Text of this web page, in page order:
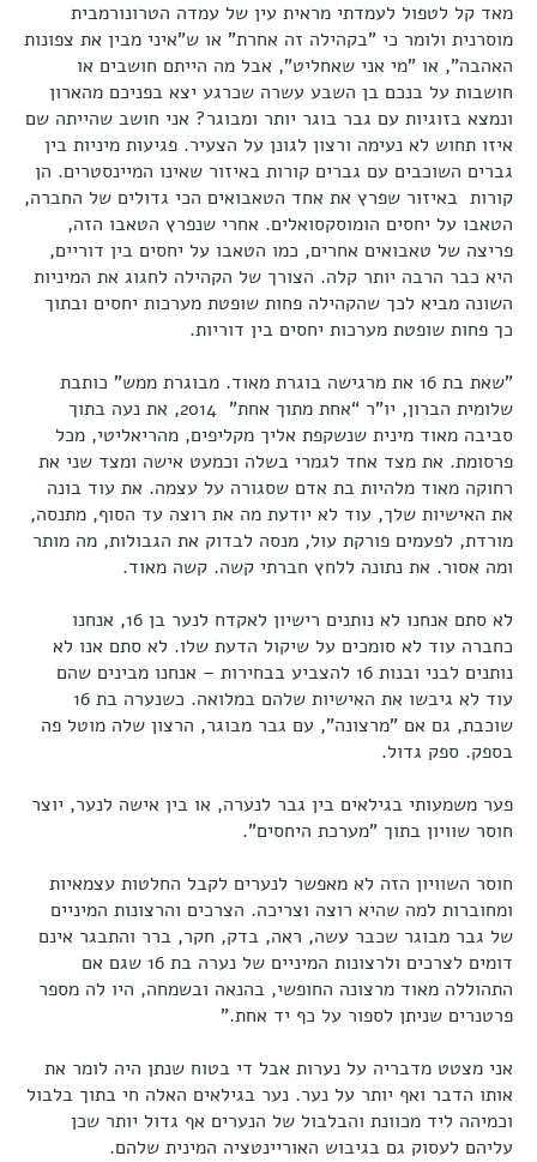
מאד קל לטפול לעמדתי מראית עין של עמדה הטרונורמבית
מוסרנית ולומר כי "בקהילה זה אחרת" או ש"איני מבין את צפונות
האהבה", או "מי אני שאחליט", אבל מה הייתם חושבים או
חושבות על בנכם בן השבע עשרה שכרגע יצא בפניכם מהארון
ונמצא בזוגיות עם גבר בוגר יותר ומבוגר? אני חושב שהייתה שם
איזו תחוש לא נעימה ורצון לגונן על הצעיר. פגיעות מיניות בין
גברים השוכבים עם גברים קורות באיזור שאינו המיינסטרים. הן
קורות באיזור שפרץ את אחד הטאבואים הכי גדולים של החברה,
הטאבו על יחסים הומוסקסואלים. אחרי שנפרץ הטאבו הזה,
פריצה של טאבואים אחרים, כמו הטאבו על יחסים בין דוריים,
היא כבר הרבה יותר קלה. הצורך של הקהילה לחגוג את המיניות
השונה מביא לכך שהקהילה פחות שופטת מערכות יחסים ובתוך
כך פחות שופטת מערכות יחסים בין דוריות.
"שאת בת 16 את מרגישה בוגרת מאוד. מבוגרת ממש" כותבת
שלומית הברון, יו”ר “אחת מתוך אחת" 2014, את נעה בתוך
סביבה מאוד מינית שנשקפת אליך מקליפים, מהריאליטי, מכל
פרסומת. את מצד אחד לגמרי בשלה וכמעט אישה ומצד שני את
רחוקה מאוד מלהיות בת אדם שסגורה על עצמה. את עוד בונה
את האישיות שלך, עוד לא יודעת מה את רוצה עד הסוף, מתנסה,
מורדת, לפעמים פורקת עול, מנסה לבדוק את הגבולות, מה מותר
ומה אסור. את נתונה ללחץ חברתי קשה. קשה מאוד.
לא סתם אנחנו לא נותנים רישיון לאקדח לנער בן 16, אנחנו
כחברה עוד לא סומכים על שיקול הדעת שלו. לא סתם אנו לא
נותנים לבני ובנות 16 להצביע בבחירות – אנחנו מבינים שהם
עוד לא גיבשו את האישיות שלהם במלואה. כשנערה בת 16
שוכבת, גם אם "מרצונה", עם גבר מבוגר, הרצון שלה מוטל פה
בספק. ספק גדול.
פער משמעותי בגילאים בין גבר לנערה, או בין אישה לנער, יוצר
חוסר שוויון בתוך "מערכת היחסים".
חוסר השוויון הזה לא מאפשר לנערים לקבל החלטות עצמאיות
ומחוברות למה שהיא רוצה וצריכה. הצרכים והרצונות המיניים
של גבר מבוגר שכבר עשה, ראה, בדק, חקר, ברר והתבגר אינם
דומים לצרכים ולרצונות המיניים של נערה בת 16 שגם אם
התהוללה מאוד מרצונה החופשי, בהנאה ובשמחה, היו לה מספר
פרטנרים שניתן לספור על כף יד אחת."
אני מצטט מדבריה על נערות אבל די בטוח שנתן היה לומר את
אותו הדבר ואף יותר על נער. נער בגילאים האלה חי בתוך בלבול
וכמיהה ליד מכוונת והבלבול של הנערים אף גדול יותר שכן
עליהם לעסוק גם בגיבוש האוריינטציה המינית שלהם.